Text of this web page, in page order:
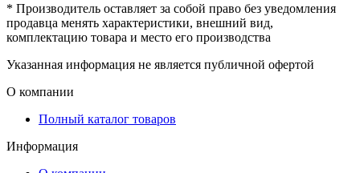
* Производитель оставляет за собой право без уведомления
продавца менять характеристики, внешний вид,
комплектацию товара и место его производства
Указанная информация не является публичной офертой
О компании
Полный каталог товаров
Информация